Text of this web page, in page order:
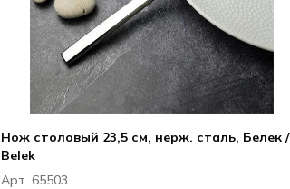
Нож столовый 23,5 см, нерж. сталь, Белек /
Belek
Арт. 65503